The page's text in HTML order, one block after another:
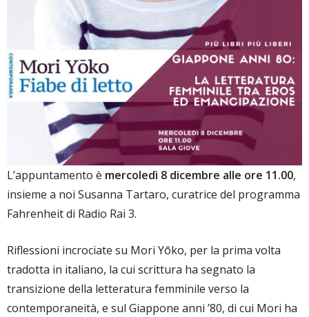
L’appuntamento è mercoledì 8 dicembre alle ore 11.00,
insieme a noi Susanna Tartaro, curatrice del programma
Fahrenheit di Radio Rai 3.
Riflessioni incrociate su Mori Yōko, per la prima volta
tradotta in italiano, la cui scrittura ha segnato la
transizione della letteratura femminile verso la
contemporaneità, e sul Giappone anni ’80, di cui Mori ha